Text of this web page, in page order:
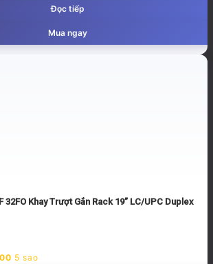
Đọc tiếp
Mua ngay
32FO Khay Trượt Gắn Rack 19” LC/UPC Duplex
5 sao